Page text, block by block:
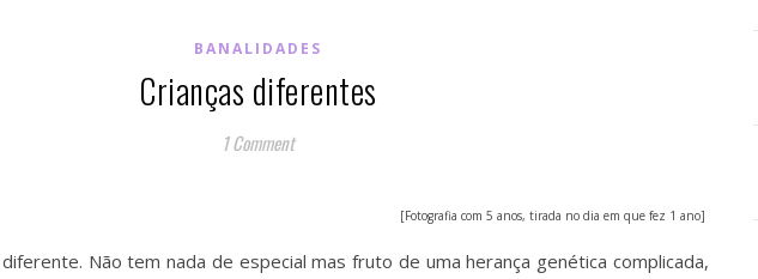
BANALIDADES
Crianças diferentes
1 Comment
[Fotografia com 5 anos, tirada no dia em que fez 1 ano]
Não tem nada de especial mas fruto de uma herança genética complicada,